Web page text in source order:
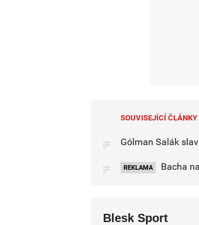
SOUVISEJÍCÍ ČLÁNKY
Gólman Salák
REKLAMA Bacha
Blesk Sport